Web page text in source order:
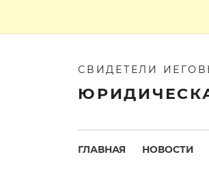
СВИДЕТЕЛИ
ГЛАВНАЯ НОВОСТИ